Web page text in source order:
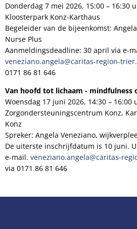
Donderdag 7 mei 2026, 15:00 – 16:30
Kloosterpark Konz-Karthaus
Begeleider van de bijeenkomst:
Nurse Plus
Aanmeldingsdeadline: 30 april via e-
veneziano.angela@caritas-region-
0171 86 81 646
Van hoofd tot lichaam - mindfulness
Woensdag 17 juni 2026, 14:30 – 16:00
Zorgondersteuningscentrum Konz,
Konz
Spreker: Angela Veneziano,
De uiterste inschrijfdatum is 10 juni.
e-mail. veneziano.angela@caritas-
via 0171 86 81 646